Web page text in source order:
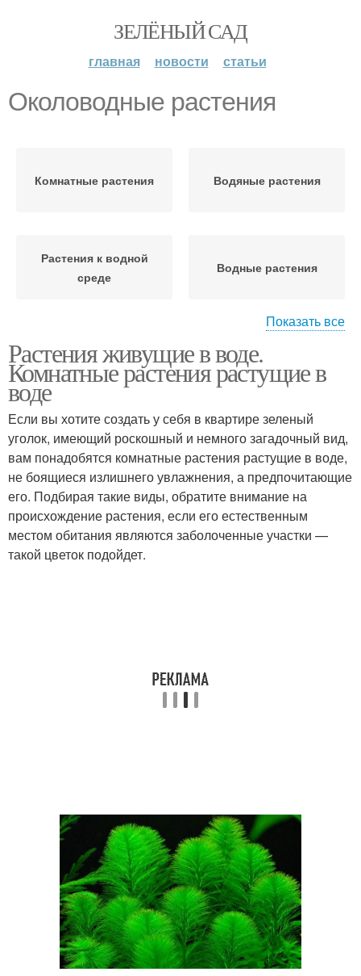
ЗЕЛЁНЫЙ САД
главная новости статьи
Околоводные растения
Комнатные растения Водяные растения
Растения к водной
среде
Водные растения
среды
среде
Показать все
Растения живущие в воде.
Комнатные растения растущие в
воде
Если вы хотите создать у себя в квартире зеленый
уголок, имеющий роскошный и немного загадочный вид,
вам понадобятся комнатные растения растущие в воде,
не боящиеся излишнего увлажнения, а предпочитающие
его. Подбирая такие виды, обратите внимание на
происхождение растения, если его естественным
местом обитания являются заболоченные участки —
такой цветок подойдет.